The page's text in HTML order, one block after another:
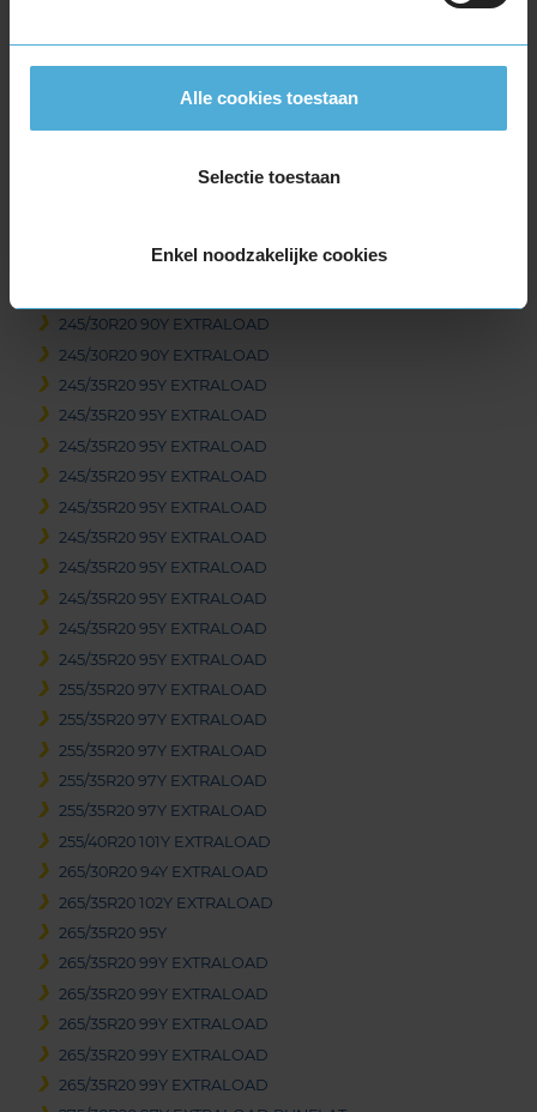
Alle cookies toestaan
Selectie toestaan
Enkel noodzakelijke cookies
305/30R19 102Y EXTRALOAD
305/30R19 102Y EXTRALOAD
305/30R19 102Y EXTRALOAD
325/30R19 105Y EXTRALOAD
235/35R20 92Y EXTRALOAD
245/30R20 90Y EXTRALOAD
245/30R20 90Y EXTRALOAD
245/35R20 95Y EXTRALOAD
245/35R20 95Y EXTRALOAD
245/35R20 95Y EXTRALOAD
245/35R20 95Y EXTRALOAD
245/35R20 95Y EXTRALOAD
245/35R20 95Y EXTRALOAD
245/35R20 95Y EXTRALOAD
245/35R20 95Y EXTRALOAD
245/35R20 95Y EXTRALOAD
245/35R20 95Y EXTRALOAD
255/35R20 97Y EXTRALOAD
255/35R20 97Y EXTRALOAD
255/35R20 97Y EXTRALOAD
255/35R20 97Y EXTRALOAD
255/35R20 97Y EXTRALOAD
255/40R20 101Y EXTRALOAD
265/30R20 94Y EXTRALOAD
265/35R20 102Y EXTRALOAD
265/35R20 95Y
265/35R20 99Y EXTRALOAD
265/35R20 99Y EXTRALOAD
265/35R20 99Y EXTRALOAD
265/35R20 99Y EXTRALOAD
265/35R20 99Y EXTRALOAD